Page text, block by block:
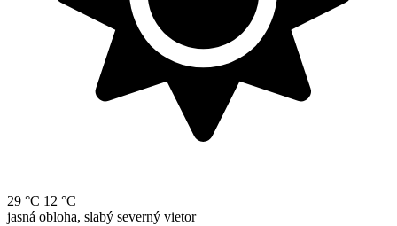
29 °C 12 °C
jasná obloha, slabý severný vietor